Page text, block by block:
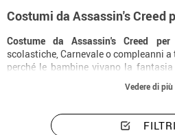
Costumi da Assassin's Creed
Costume da Assassin's Creed per
scolastiche, Carnevale o compleanni
perché le bambine vivano la
resistenti, facili da indossare e con
Vedere di più
FILTRI